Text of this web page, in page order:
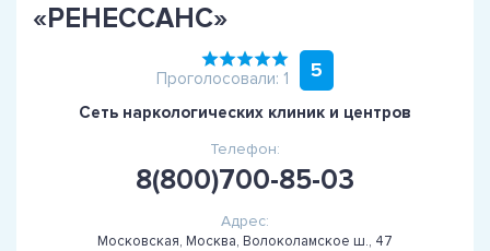
«РЕНЕССАНС»
Проголосовали: 1 5
Сеть наркологических клиник и центров
Телефон:
8(800)700-85-03
Адрес:
Московская, Москва, Волоколамское ш., 47